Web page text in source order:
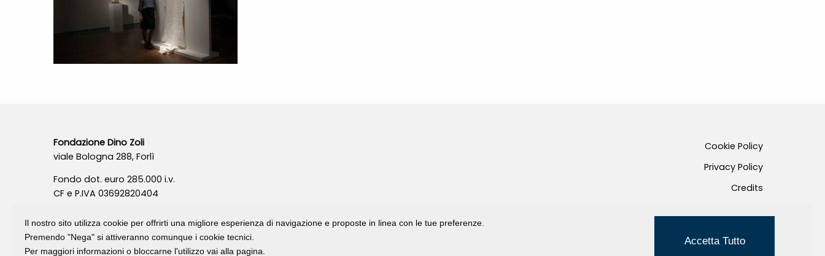
Fondazione Dino Zoli
viale Bologna 288, Forlì
Fondo dot. euro 285.000 i.v.
CF e P.IVA 03692820404
Cookie Policy
Privacy Policy
Credits
Il nostro sito utilizza cookie per offrirti una migliore esperienza di navigazione e proposte in linea con le tue preferenze.
Premendo "Nega" si attiveranno comunque i cookie tecnici.
Per maggiori informazioni o bloccarne l'utilizzo vai alla pagina.
Accetta Tutto